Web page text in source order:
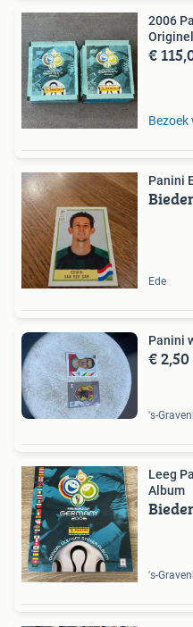
2006
€
Bezoek
Panini
Ede
Panini
€ 2,50
's-
Leeg
Album
's-